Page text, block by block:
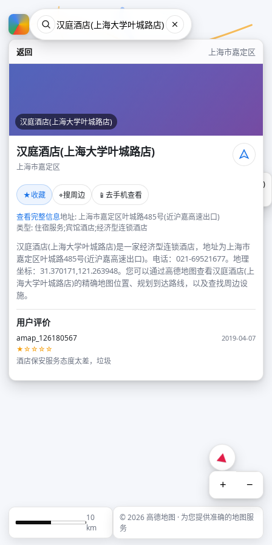
返回 上海市嘉定区
汉庭酒店(上海大学叶城路店)
汉庭酒店(上海大学叶城路店)
上海市嘉定区
★收藏 ⌖搜周边 📱 去手机查看
查看完整信息地址: 上海市嘉定区叶城路485号(近沪嘉高速出口)
类型: 住宿服务;宾馆酒店;经济型连锁酒店
汉庭酒店(上海大学叶城路店)是一家经济型连锁酒店，地址为上海市
嘉定区叶城路485号(近沪嘉高速出口)。电话：021-69521677。地理
坐标：31.370171,121.263948。您可以通过高德地图查看汉庭酒店(上
海大学叶城路店)的精确地图位置、规划到达路线，以及查找周边设
施。
用户评价
amap_126180567
2019-04-07
★☆☆☆☆
酒店保安服务态度太差，垃圾
汉庭酒店(上海大学叶城路店)
+ −
10
km
© 2026 高德地图 · 为您提供准确的地图服
务